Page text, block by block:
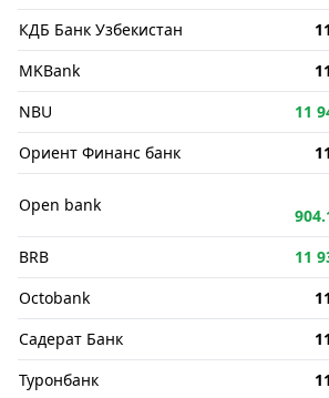
КДБ Банк Узбекистан
MKBank
NBU
11
Ориент Финанс банк
Open bank
BRB 11
Octobank
Садерат Банк
Туронбанк